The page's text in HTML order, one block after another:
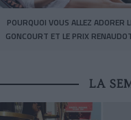
POURQUOI VOUS ALLEZ ADORER
GONCOURT ET LE PRIX
LA